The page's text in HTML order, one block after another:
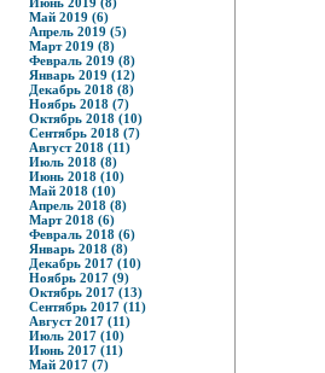
Май 2019 (6)
Апрель 2019 (5)
Март 2019 (8)
Февраль 2019 (8)
Январь 2019 (12)
Декабрь 2018 (8)
Ноябрь 2018 (7)
Октябрь 2018 (10)
Сентябрь 2018 (7)
Август 2018 (11)
Июль 2018 (8)
Июнь 2018 (10)
Май 2018 (10)
Апрель 2018 (8)
Март 2018 (6)
Февраль 2018 (6)
Январь 2018 (8)
Декабрь 2017 (10)
Ноябрь 2017 (9)
Октябрь 2017 (13)
Сентябрь 2017 (11)
Август 2017 (11)
Июль 2017 (10)
Июнь 2017 (11)
Май 2017 (7)